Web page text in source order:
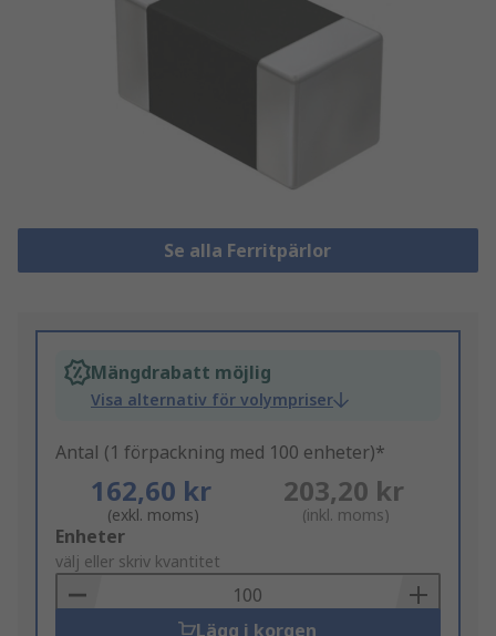
Se alla Ferritpärlor
Mängdrabatt möjlig
Visa alternativ för volympriser
Antal (1 förpackning med 100 enheter)*
162,60 kr
(exkl. moms)
203,20 kr
(inkl. moms)
Add
to
Basket
Enheter
välj eller skriv kvantitet
Lägg i korgen